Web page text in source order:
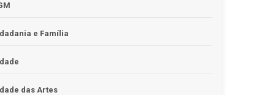
e Família
das Artes